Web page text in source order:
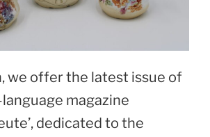
we offer the latest issue of
magazine
dedicated to the